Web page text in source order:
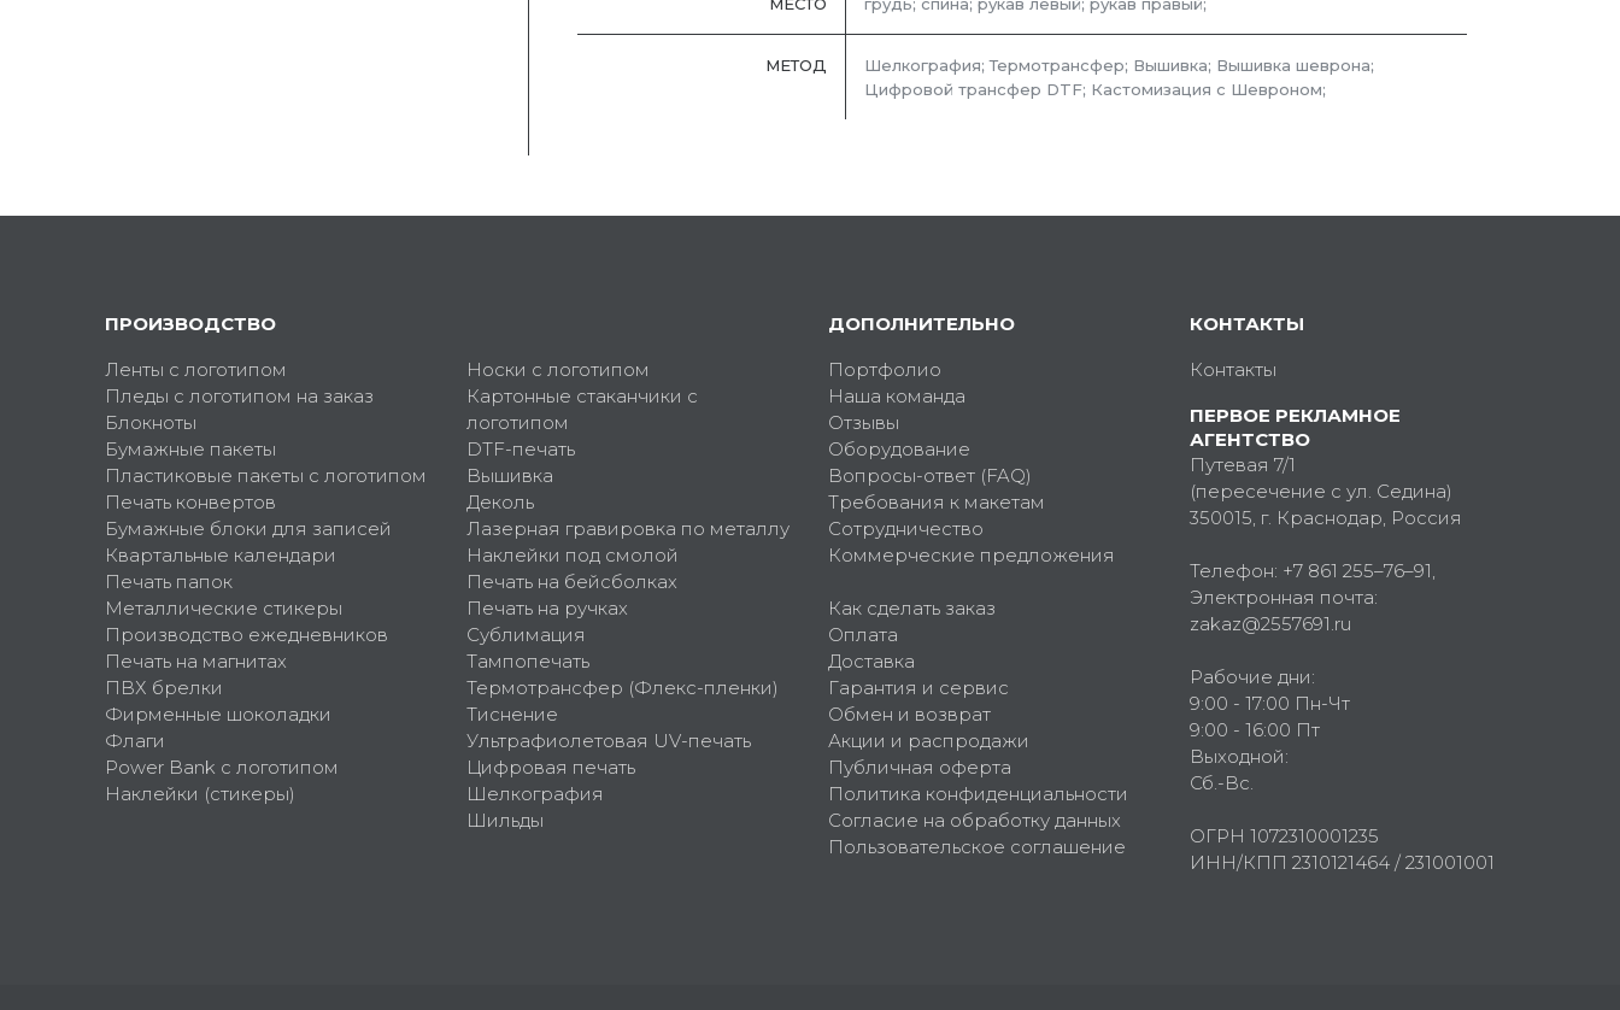
МЕТОД
Шелкография; Термотрансфер; Вышивка; Вышивка шеврона;
Цифровой трансфер DTF; Кастомизация с Шевроном;
ПРОИЗВОДСТВО
Ленты с логотипом
Пледы с логотипом на заказ
Блокноты
Бумажные пакеты
Пластиковые пакеты с логотипом
Печать конвертов
Бумажные блоки для записей
Квартальные календари
Печать папок
Металлические стикеры
Производство ежедневников
Печать на магнитах
ПВХ брелки
Фирменные шоколадки
Флаги
Power Bank с логотипом
Наклейки (стикеры)
Носки с логотипом
Картонные стаканчики с
логотипом
DTF-печать
Вышивка
Деколь
Лазерная гравировка по металлу
Наклейки под смолой
Печать на бейсболках
Печать на ручках
Сублимация
Тампопечать
Термотрансфер (Флекс-пленки)
Тиснение
Ультрафиолетовая UV-печать
Цифровая печать
Шелкография
Шильды
ДОПОЛНИТЕЛЬНО
Портфолио
Наша команда
Отзывы
Оборудование
Вопросы-ответ (FAQ)
Требования к макетам
Сотрудничество
Коммерческие предложения
Как сделать заказ
Оплата
Доставка
Гарантия и сервис
Обмен и возврат
Акции и распродажи
Публичная оферта
Политика конфиденциальности
Согласие на обработку данных
Пользовательское соглашение
КОНТАКТЫ
Контакты
ПЕРВОЕ РЕКЛАМНОЕ
АГЕНТСТВО
Путевая 7/1
(пересечение с ул. Седина)
350015 , г. Краснодар, Россия
Телефон: +7 861 255–76–91
Электронная почта:
zakaz@2557691.ru
Рабочие дни:
9:00 - 17:00 Пн-Чт
9:00 - 16:00 Пт
Выходной:
Сб.-Вс.
ОГРН 1072310001235
ИНН/КПП 2310121464 / 231001001